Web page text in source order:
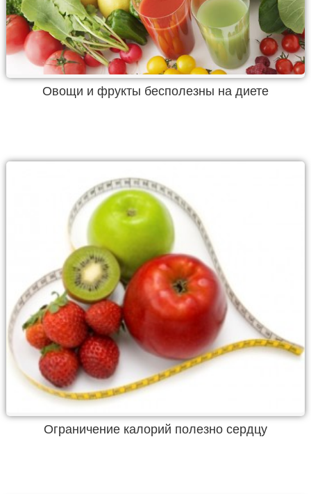
Овощи и фрукты бесполезны на диете
Ограничение калорий полезно сердцу